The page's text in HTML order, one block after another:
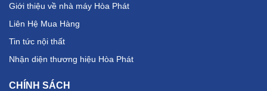
Giới thiệu về nhà máy Hòa Phát
Liên Hệ Mua Hàng
Tin tức nội thất
Nhận diện thương hiệu Hòa Phát
CHÍNH SÁCH